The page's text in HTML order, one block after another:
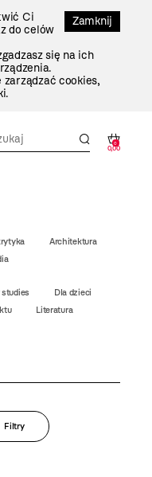
Zamknij
Ci
do celów
się na ich
cookies,
0
0,00
Architektura
Dla dzieci
Literatura
Filtry